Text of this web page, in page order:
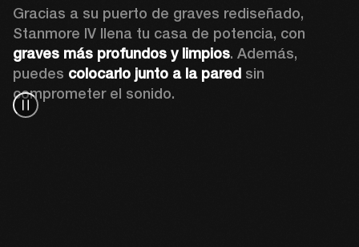
Gracias a su puerto de graves rediseñado,
graves más profundos y limpios. Además,
puedes colocarlo junto a la pared sin
comprometer el sonido.